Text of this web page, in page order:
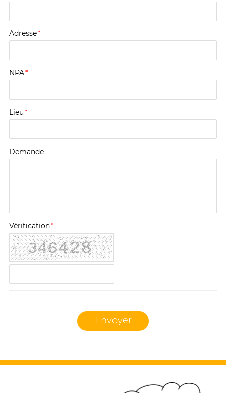
Adresse*
NPA*
Lieu*
Demande
Vérification*
Envoyer